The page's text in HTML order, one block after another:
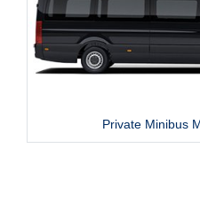
Private Minibus